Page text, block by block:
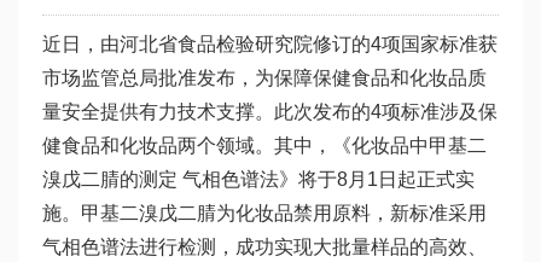
近日，由河北省食品检验研究院修订的4项国家标准获
市场监管总局批准发布，为保障保健食品和化妆品质
量安全提供有力技术支撑。此次发布的4项标准涉及保
健食品和化妆品两个领域。其中，《化妆品中甲基二
溴戊二腈的测定 气相色谱法》将于8月1日起正式实
施。甲基二溴戊二腈为化妆品禁用原料，新标准采用
气相色谱法进行检测，成功实现大批量样品的高效、